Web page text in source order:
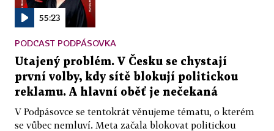
55:23
PODCAST PODPÁSOVKA
Utajený problém. V Česku se chystají
první volby, kdy sítě blokují politickou
reklamu. A hlavní oběť je nečekaná
V Podpásovce se tentokrát věnujeme tématu, o kterém
se vůbec nemluví. Meta začala blokovat politickou